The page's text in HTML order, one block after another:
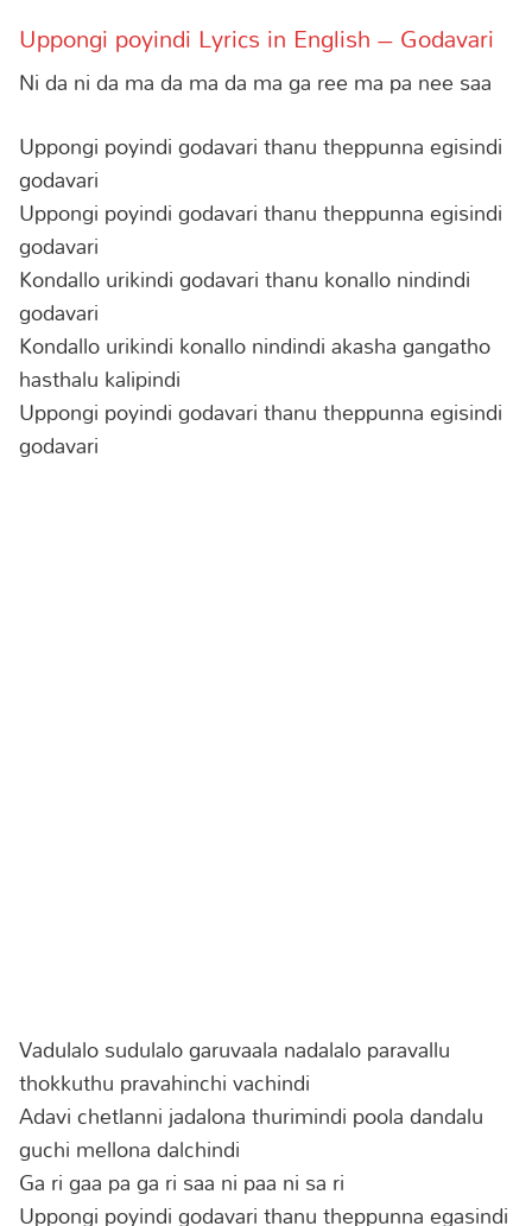
Uppongi poyindi Lyrics in English – Godavari
Ni da ni da ma da ma da ma ga ree ma pa nee saa
Uppongi poyindi godavari thanu theppunna egisindi
godavari
Uppongi poyindi godavari thanu theppunna egisindi
godavari
Kondallo urikindi godavari thanu konallo nindindi
godavari
Kondallo urikindi konallo nindindi akasha gangatho
hasthalu kalipindi
Uppongi poyindi godavari thanu theppunna egisindi
godavari
Vadulalo sudulalo garuvaala nadalalo paravallu
thokkuthu pravahinchi vachindi
Adavi chetlanni jadalona thurimindi poola dandalu
guchi mellona dalchindi
Ga ri gaa pa ga ri saa ni paa ni sa ri
Uppongi poyindi godavari thanu theppunna egasindi